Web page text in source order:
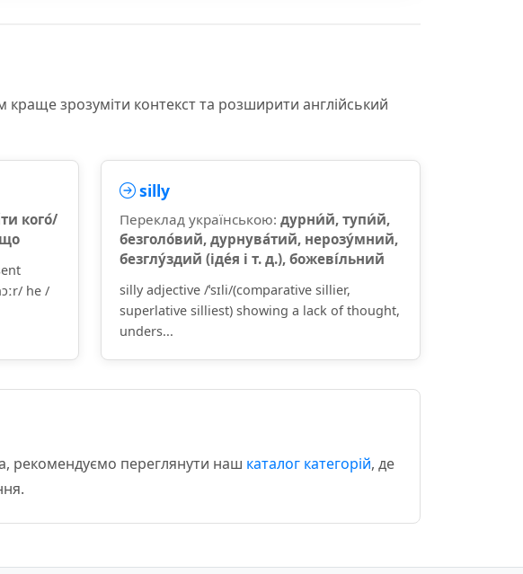
краще зрозуміти контекст та розширити англійський
кого́/
he /
silly
Переклад українською: дурни́й, тупи́й,
безголо́вий, дурнува́тий, нерозу́мний,
безглу́здий (іде́я і т. д.), божеві́льний
silly adjective /ˈsɪli/(comparative sillier,
superlative silliest) showing a lack of thought,
unders...
рекомендуємо переглянути наш каталог категорій, де